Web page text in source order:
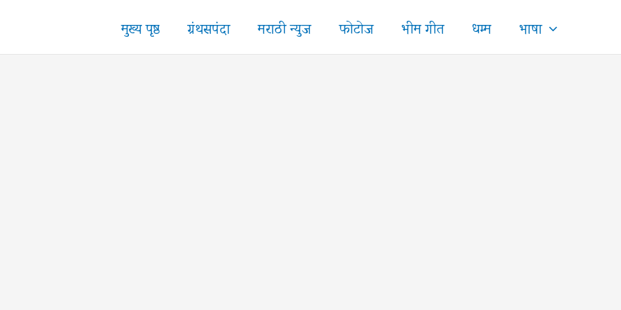
मुख्य पृष्ठ ग्रंथसपंदा मराठी न्युज फोटोज भीम गीत धम्म भाषा